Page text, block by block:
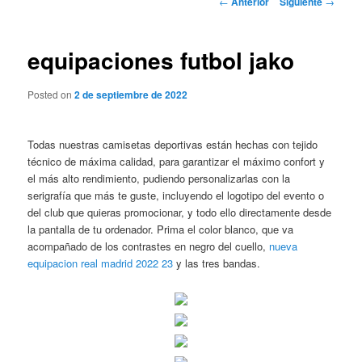
equipaciones futbol jako
Posted on2 de septiembre de 2022
Todas nuestras camisetas deportivas están hechas con tejido
técnico de máxima calidad, para garantizar el máximo confort y
el más alto rendimiento, pudiendo personalizarlas con la
serigrafía que más te guste, incluyendo el logotipo del evento o
del club que quieras promocionar, y todo ello directamente desde
la pantalla de tu ordenador. Prima el color blanco, que va
acompañado de los contrastes en negro del cuello, nueva
equipacion real madrid 2022 23 y las tres bandas.